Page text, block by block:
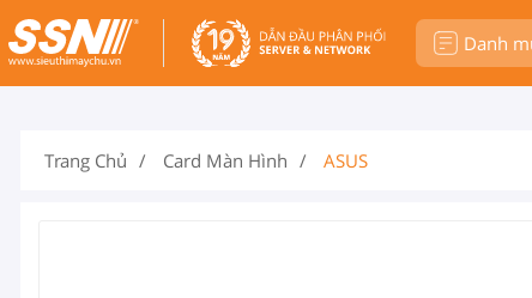
Danh
Trang Chủ Card Màn Hình ASUS